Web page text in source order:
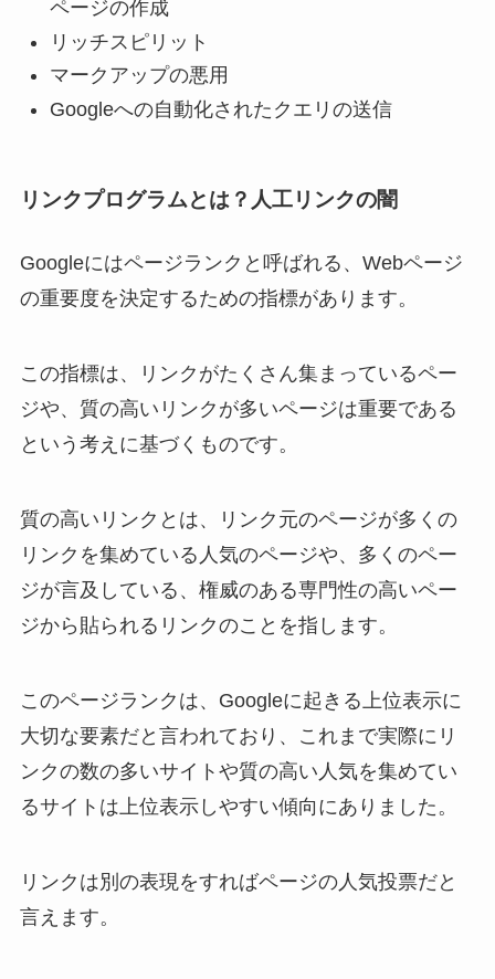
ページの作成
リッチスピリット
マークアップの悪用
Googleへの自動化されたクエリの送信
リンクプログラムとは？人工リンクの闇
Googleにはページランクと呼ばれる、Webページ
の重要度を決定するための指標があります。
この指標は、リンクがたくさん集まっているペー
ジや、質の高いリンクが多いページは重要である
という考えに基づくものです。
質の高いリンクとは、リンク元のページが多くの
リンクを集めている人気のページや、多くのペー
ジが言及している、権威のある専門性の高いペー
ジから貼られるリンクのことを指します。
このページランクは、Googleに起きる上位表示に
大切な要素だと言われており、これまで実際にリ
ンクの数の多いサイトや質の高い人気を集めてい
るサイトは上位表示しやすい傾向にありました。
リンクは別の表現をすればページの人気投票だと
言えます。